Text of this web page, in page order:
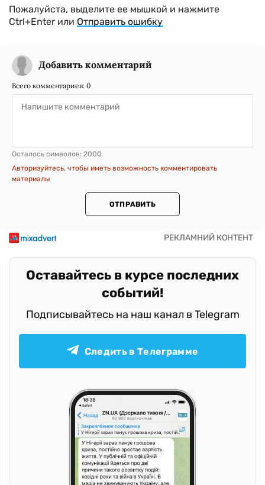
Пожалуйста, выделите ее мышкой и нажмите
Ctrl+Enter или Отправить ошибку
Добавить комментарий
Всего комментариев: 0
Осталось символов: 2000
Авторизуйтесь, чтобы иметь возможность комментировать
материалы
ОТПРАВИТЬ
Оставайтесь в курсе последних
событий!
Подписывайтесь на наш канал в Telegram
Следить в Телеграмме